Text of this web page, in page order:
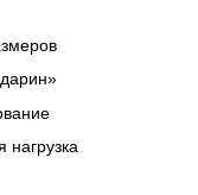
нагрузка